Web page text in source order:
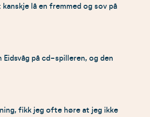
lå en fremmed og sov på
på cd-spilleren, og den
fikk jeg ofte høre at jeg ikke